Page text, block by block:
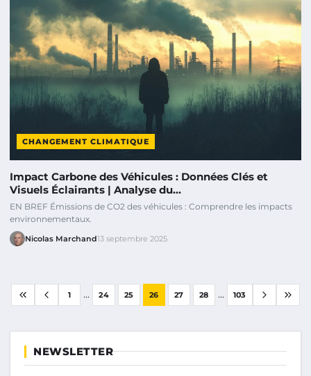
CHANGEMENT CLIMATIQUE
Impact Carbone des Véhicules : Données Clés et
Visuels Éclairants | Analyse du…
EN BREF Émissions de CO2 des véhicules : Comprendre les impacts
environnementaux.
Nicolas Marchand13 septembre 2025
1 ... 24 25 26 27 28 ... 103
NEWSLETTER